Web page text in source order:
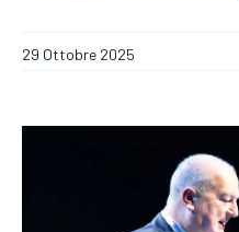
HOME
DIRETTE RADIO
HOME
HOME
29 Ottobre 2025